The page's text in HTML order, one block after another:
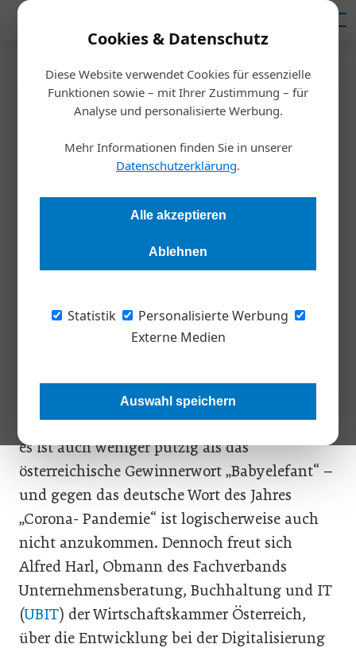
Cookies & Datenschutz
Diese Website verwendet Cookies für essenzielle
Funktionen sowie – mit Ihrer Zustimmung – für
Analyse und personalisierte Werbung.
Mehr Informationen finden Sie in unserer
Datenschutzerklärung.
Alle akzeptieren
Ablehnen
Statistik
Personalisierte Werbung
Externe Medien
Auswahl speichern
Startseite/Inspiration
Digitalisierungs-Baustellen
trotz Boost
Wir leben bereits in einer digitalen Welt, doch IT-Experten
orten noch viel Aufholbedarf an der Basis. Wo sich offene
Analyse.
fast verwunderlich, dass der Ausdruck nicht
zum Wort des Jahres gewählt wurde. Na gut,
es ist auch weniger putzig als das
österreichische Gewinnerwort „Babyelefant“ –
und gegen das deutsche Wort des Jahres
„Corona- Pandemie“ ist logischerweise auch
nicht anzukommen. Dennoch freut sich
Alfred Harl, Obmann des Fachverbands
Unternehmensberatung, Buchhaltung und IT
(UBIT) der Wirtschaftskammer Österreich,
über die Entwicklung bei der Digitalisierung